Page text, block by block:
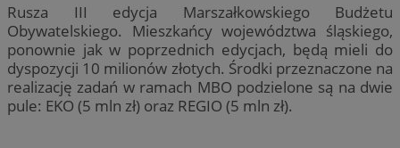
Rusza III edycja Marszałkowskiego Budżetu
Obywatelskiego. Mieszkańcy województwa śląskiego,
ponownie jak w poprzednich edycjach, będą mieli do
dyspozycji 10 milionów złotych. Środki przeznaczone na
realizację zadań w ramach MBO podzielone są na dwie
pule: EKO (5 mln zł) oraz REGIO (5 mln zł).